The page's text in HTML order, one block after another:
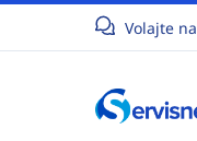
Volajte na